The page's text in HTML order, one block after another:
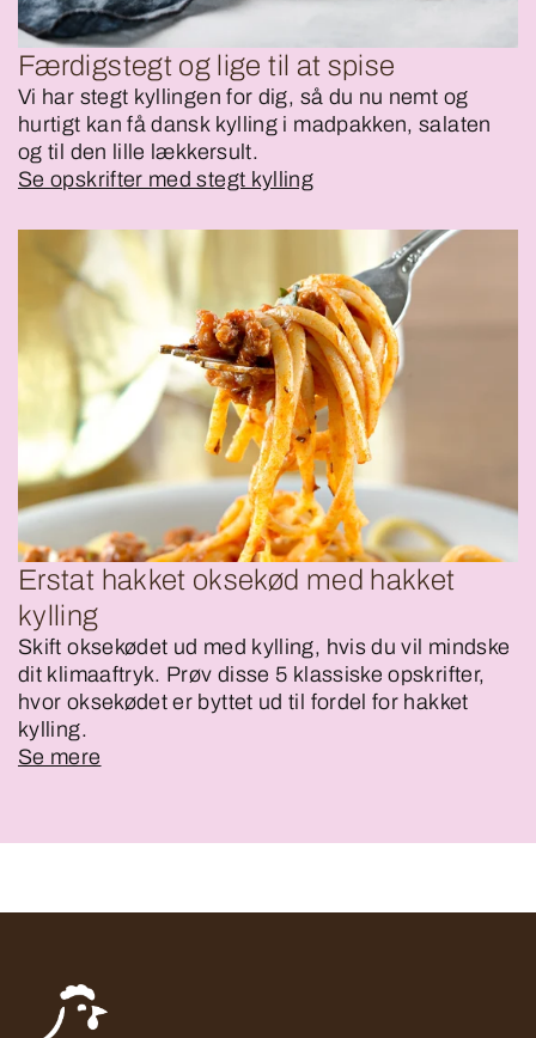
Færdigstegt og lige til at spise
Vi har stegt kyllingen for dig, så du nu nemt og
hurtigt kan få dansk kylling i madpakken, salaten
og til den lille lækkersult.
Se opskrifter med stegt kylling
Erstat hakket oksekød med hakket
kylling
Skift oksekødet ud med kylling, hvis du vil mindske
dit klimaaftryk. Prøv disse 5 klassiske opskrifter,
hvor oksekødet er byttet ud til fordel for hakket
kylling.
Se mere